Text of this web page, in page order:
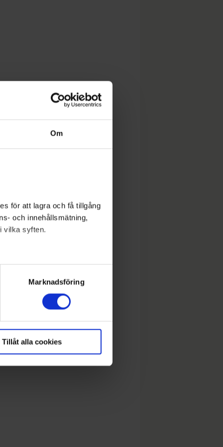
Om
för att lagra och få tillgång
och innehållsmätning,
vilka syften.
meter
Marknadsföring
Tillåt alla cookies